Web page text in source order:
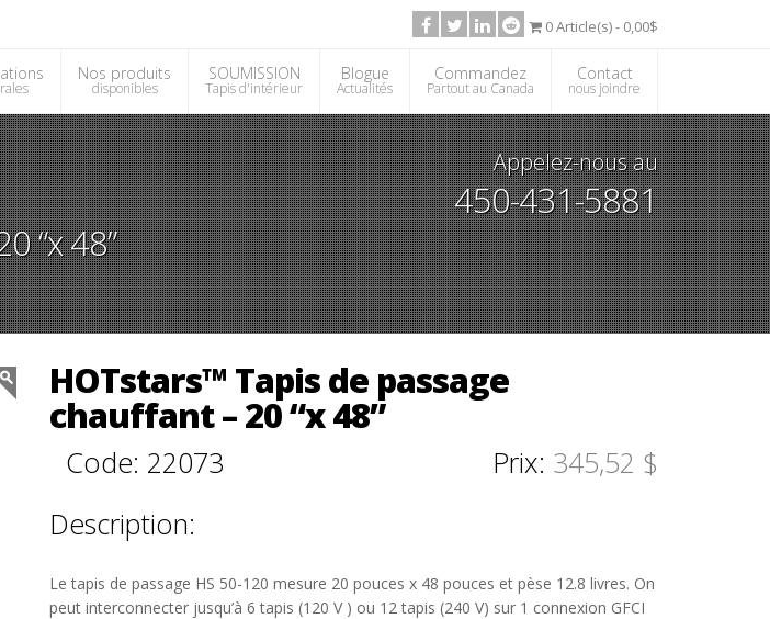
0 Article(s) - 0,00$
Nos produits
disponibles
SOUMISSION
Tapis d'intérieur
Blogue
Actualités
Commandez
Partout au Canada
Contact
nous joindre
“x 48”
Appelez-nous au
450-431-5881
HOTstars™ Tapis de passage
chauffant – 20 “x 48”
Code: 22073 Prix: 345,52 $
Description:
Le tapis de passage HS 50-120 mesure 20 pouces x 48 pouces et pèse 12.8 livres. On
peut interconnecter jusqu’à 6 tapis (120 V ) ou 12 tapis (240 V) sur 1 connexion GFCI